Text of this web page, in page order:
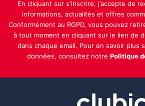
En cliquant sur s'inscrire, j’accepte de
informations, actualités et offres
Conformément au RGPD, vous pouvez
à tout moment en cliquant sur le lien de
dans chaque email. Pour en savoir plus
données, consultez notre Politique